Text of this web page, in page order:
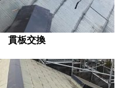
貫板交換